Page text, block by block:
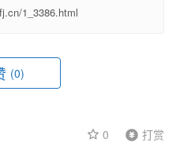
1_3386.html
(0)
0 打赏